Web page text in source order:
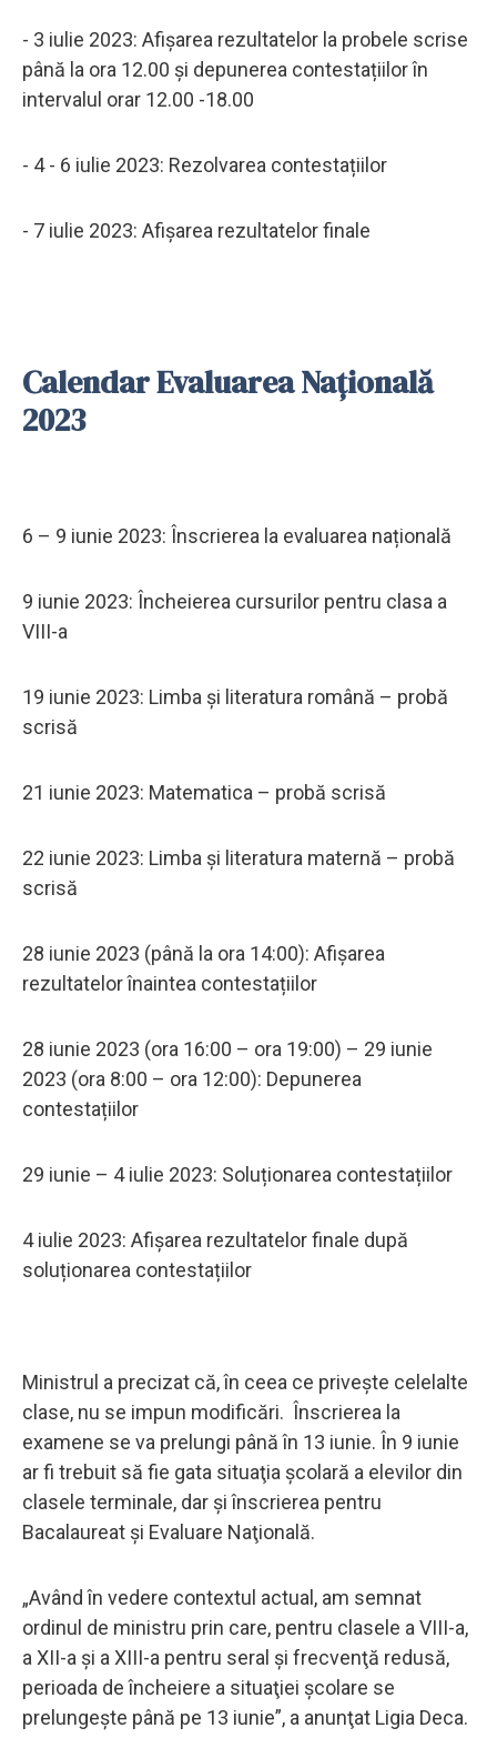
- 3 iulie 2023: Afișarea rezultatelor la probele scrise
până la ora 12.00 și depunerea contestațiilor în
intervalul orar 12.00 -18.00
- 4 - 6 iulie 2023: Rezolvarea contestațiilor
- 7 iulie 2023: Afișarea rezultatelor finale
Calendar Evaluarea Națională
2023
6 – 9 iunie 2023: Înscrierea la evaluarea națională
9 iunie 2023: Încheierea cursurilor pentru clasa a
VIII-a
19 iunie 2023: Limba și literatura română – probă
scrisă
21 iunie 2023: Matematica – probă scrisă
22 iunie 2023: Limba și literatura maternă – probă
scrisă
28 iunie 2023 (până la ora 14:00): Afișarea
rezultatelor înaintea contestațiilor
28 iunie 2023 (ora 16:00 – ora 19:00) – 29 iunie
2023 (ora 8:00 – ora 12:00): Depunerea
contestațiilor
29 iunie – 4 iulie 2023: Soluționarea contestațiilor
4 iulie 2023: Afișarea rezultatelor finale după
soluționarea contestațiilor
Ministrul a precizat că, în ceea ce priveşte celelalte
clase, nu se impun modificări. Înscrierea la
examene se va prelungi până în 13 iunie. În 9 iunie
ar fi trebuit să fie gata situaţia şcolară a elevilor din
clasele terminale, dar şi înscrierea pentru
Bacalaureat şi Evaluare Naţională.
„Având în vedere contextul actual, am semnat
ordinul de ministru prin care, pentru clasele a VIII-a,
a XII-a şi a XIII-a pentru seral şi frecvenţă redusă,
perioada de încheiere a situaţiei şcolare se
prelungeşte până pe 13 iunie”, a anunţat Ligia Deca.